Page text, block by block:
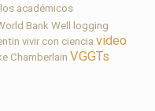
académicos
Bank Well logging
vivir con ciencia video
Chamberlain VGGTs